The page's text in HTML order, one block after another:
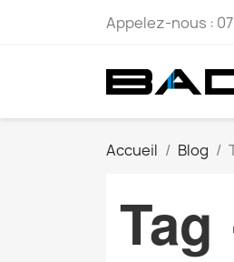
Appelez-nous :
Accueil Blog
Tag